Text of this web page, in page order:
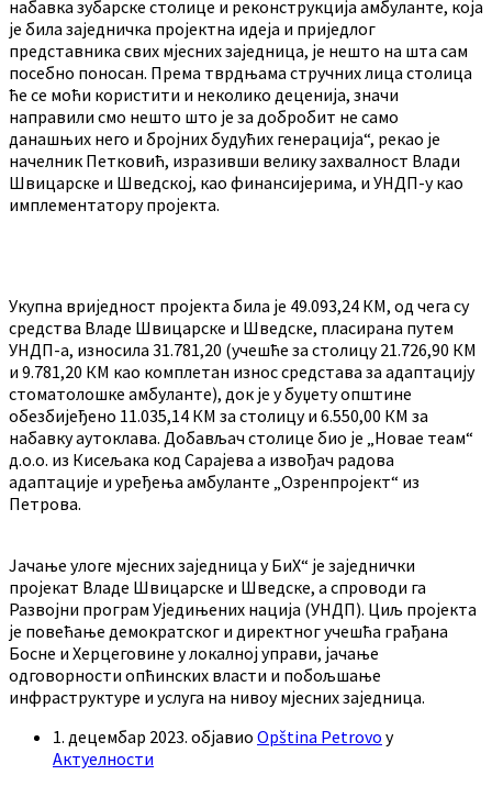
набавка зубарске столице и реконструкција амбуланте, која
је била заједничка пројектна идеја и приједлог
представника свих мјесних заједница, је нешто на шта сам
посебно поносан. Према тврдњама стручних лица столица
ће се моћи користити и неколико деценија, значи
направили смо нешто што је за добробит не само
данашњих него и бројних будућих генерација“, рекао је
начелник Петковић, изразивши велику захвалност Влади
Швицарске и Шведској, као финансијерима, и УНДП-у као
имплементатору пројекта.
Укупна вриједност пројекта била је 49.093,24 КМ, од чега су
средства Владе Швицарске и Шведске, пласирана путем
УНДП-а, износила 31.781,20 (учешће за столицу 21.726,90 КМ
и 9.781,20 КМ као комплетан износ средстава за адаптацију
стоматолошке амбуланте), док је у буџету општине
обезбијеђено 11.035,14 КМ за столицу и 6.550,00 КМ за
набавку аутоклава. Добављач столице био је „Новае теам“
д.о.о. из Кисељака код Сарајева а извођач радова
адаптације и уређења амбуланте „Озренпројект“ из
Петрова.
Јачање улоге мјесних заједница у БиХ“ је заједнички
пројекат Владе Швицарске и Шведске, а спроводи га
Развојни програм Уједињених нација (УНДП). Циљ пројекта
је повећање демократског и директног учешћа грађана
Босне и Херцеговине у локалној управи, јачање
одговорности опћинских власти и побољшање
инфраструктуре и услуга на нивоу мјесних заједница.
1. децембар 2023. објавио Opština Petrovo у
Актуелности